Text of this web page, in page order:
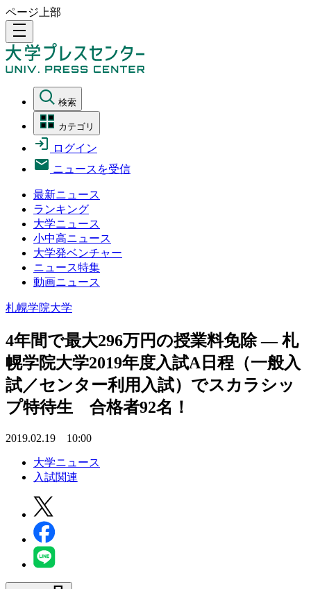
ページ上部
density_medium
検索
カテゴリ
ログイン
ニュースを受信
最新ニュース
ランキング
大学ニュース
小中高ニュース
大学発ベンチャー
ニュース特集
動画ニュース
札幌学院大学
4年間で最大296万円の授業料免除 — 札
幌学院大学2019年度入試A日程（一般入
試／センター利用入試）でスカラシッ
プ特待生 合格者92名！
2019.02.19 10:00
大学ニュース
入試関連